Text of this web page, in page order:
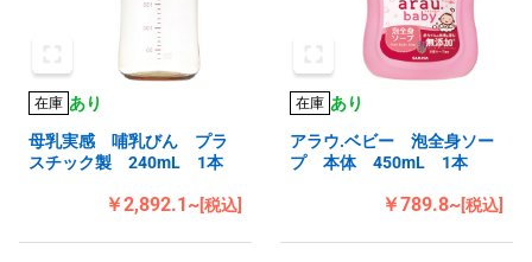
在庫 あり
母乳実感 哺乳びん プラ
スチック製 240mL 1本
￥2,892.1~[税込]
在庫 あり
アラウ.ベビー 泡全身ソー
プ 本体 450mL 1本
￥789.8~[税込]